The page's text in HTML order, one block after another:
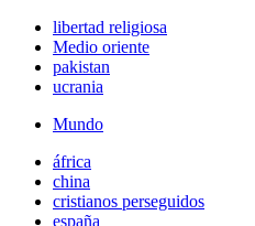
libertad religiosa
Medio oriente
pakistan
ucrania
Mundo
áfrica
china
cristianos perseguidos
españa